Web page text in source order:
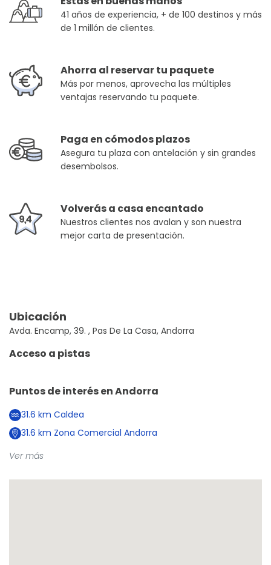
41 años de experiencia, + de 100 destinos y más
de 1 millón de clientes.
Ahorra al reservar tu paquete
Más por menos, aprovecha las múltiples
ventajas reservando tu paquete.
Paga en cómodos plazos
Asegura tu plaza con antelación y sin grandes
desembolsos.
Volverás a casa encantado
Nuestros clientes nos avalan y son nuestra
mejor carta de presentación.
Ubicación
Avda. Encamp, 39. , Pas De La Casa, Andorra
Acceso a pistas
Puntos de interés enAndorra
31.6 km Caldea
31.6 km Zona Comercial Andorra
Ver más